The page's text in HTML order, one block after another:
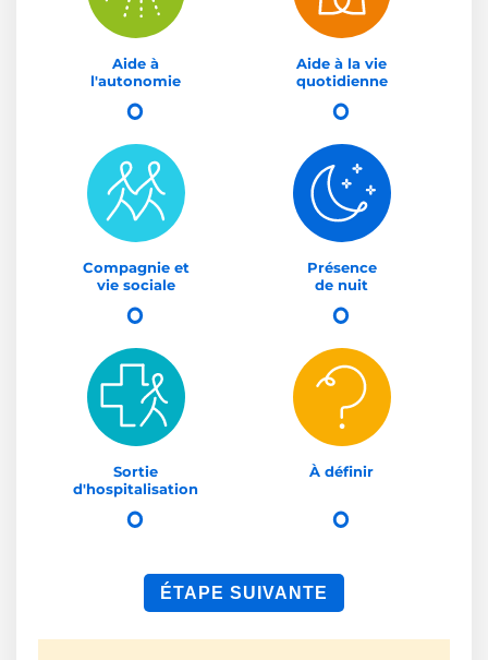
Aide à
l'autonomie
Aide à la vie
quotidienne
Compagnie et
vie sociale
Présence
de nuit
Sortie
d'hospitalisation
À définir
ÉTAPE SUIVANTE